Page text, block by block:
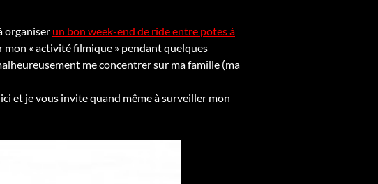
organiser un bon week-end de ride entre potes à
mon « activité filmique » pendant quelques
me concentrer sur ma famille (ma
et je vous invite quand même à surveiller mon